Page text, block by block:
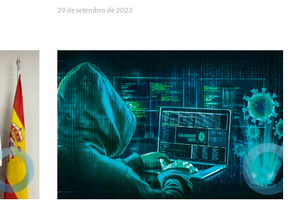
29 de setembro de 2023